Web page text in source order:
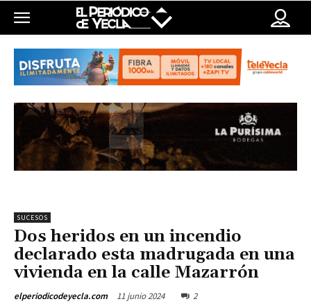
SUCESOS
Dos heridos en un incendio
declarado esta madrugada en una
vivienda en la calle Mazarrón
elperiodicodeyecla.com 11 junio 2024 2